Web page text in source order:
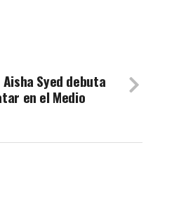
Syed debuta
en el Medio